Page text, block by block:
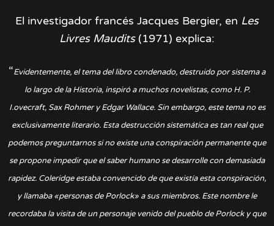
El investigador francés Jacques Bergier, en Les
Livres Maudits(1971) explica:
“Evidentemente, el tema del libro condenado, destruido por sistema a
lo largo de la Historia, inspiró a muchos novelistas, como H. P.
I.ovecraft, Sax Rohmer y Edgar Wallace. Sin embargo, este tema no es
exclusivamente literario. Esta destrucción sistemática es tan real que
podemos preguntarnos si no existe una conspiración permanente que
se propone impedir que el saber humano se desarrolle con demasiada
rapidez. Coleridge estaba convencido de que existía esta conspiración,
y llamaba «personas de Porlock» a sus miembros. Este nombre le
recordaba la visita de un personaje venido del pueblo de Porlock y que